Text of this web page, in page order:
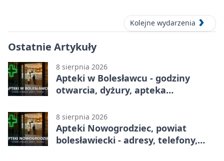
Kolejne wydarzenia
Ostatnie Artykuły
8 sierpnia 2026
Apteki w Bolesławcu - godziny
otwarcia, dyżury, apteka
8 sierpnia 2026
Apteki Nowogrodziec, powiat
bolesławiecki - adresy, telefony,